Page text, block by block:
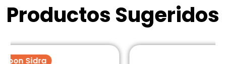
Productos Sugeridos